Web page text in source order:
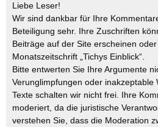
Liebe Leser!
Wir sind dankbar für Ihre
Beteiligung sehr. Ihre Zuschriften
Beiträge auf der Site erscheinen
Monatszeitschrift „Tichys Einblick“.
Bitte entwerten Sie Ihre Argumente
Verunglimpfungen oder inakzeptable
Texte schalten wir nicht frei. Ihre
moderiert, da die juristische
verstehen Sie, dass die Moderation